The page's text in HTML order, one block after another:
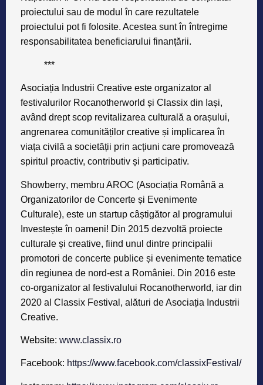
proiectului sau de modul în care rezultatele
proiectului pot fi folosite. Acestea sunt în întregime
responsabilitatea beneficiarului finanțării.
***
Asociația Industrii Creative este organizator al
festivalurilor Rocanotherworld și Classix din Iași,
având drept scop revitalizarea culturală a orașului,
angrenarea comunităților creative și implicarea în
viața civilă a societății prin acțiuni care promovează
spiritul proactiv, contributiv și participativ.
Showberry, membru AROC (Asociația Română a
Organizatorilor de Concerte și Evenimente
Culturale), este un startup câștigător al programului
Investește în oameni! Din 2015 dezvoltă proiecte
culturale și creative, fiind unul dintre principalii
promotori de concerte publice și evenimente tematice
din regiunea de nord-est a României. Din 2016 este
co-organizator al festivalului Rocanotherworld, iar din
2020 al Classix Festival, alături de Asociația Industrii
Creative.
Website: www.classix.ro
Facebook: https://www.facebook.com/classixFestival/